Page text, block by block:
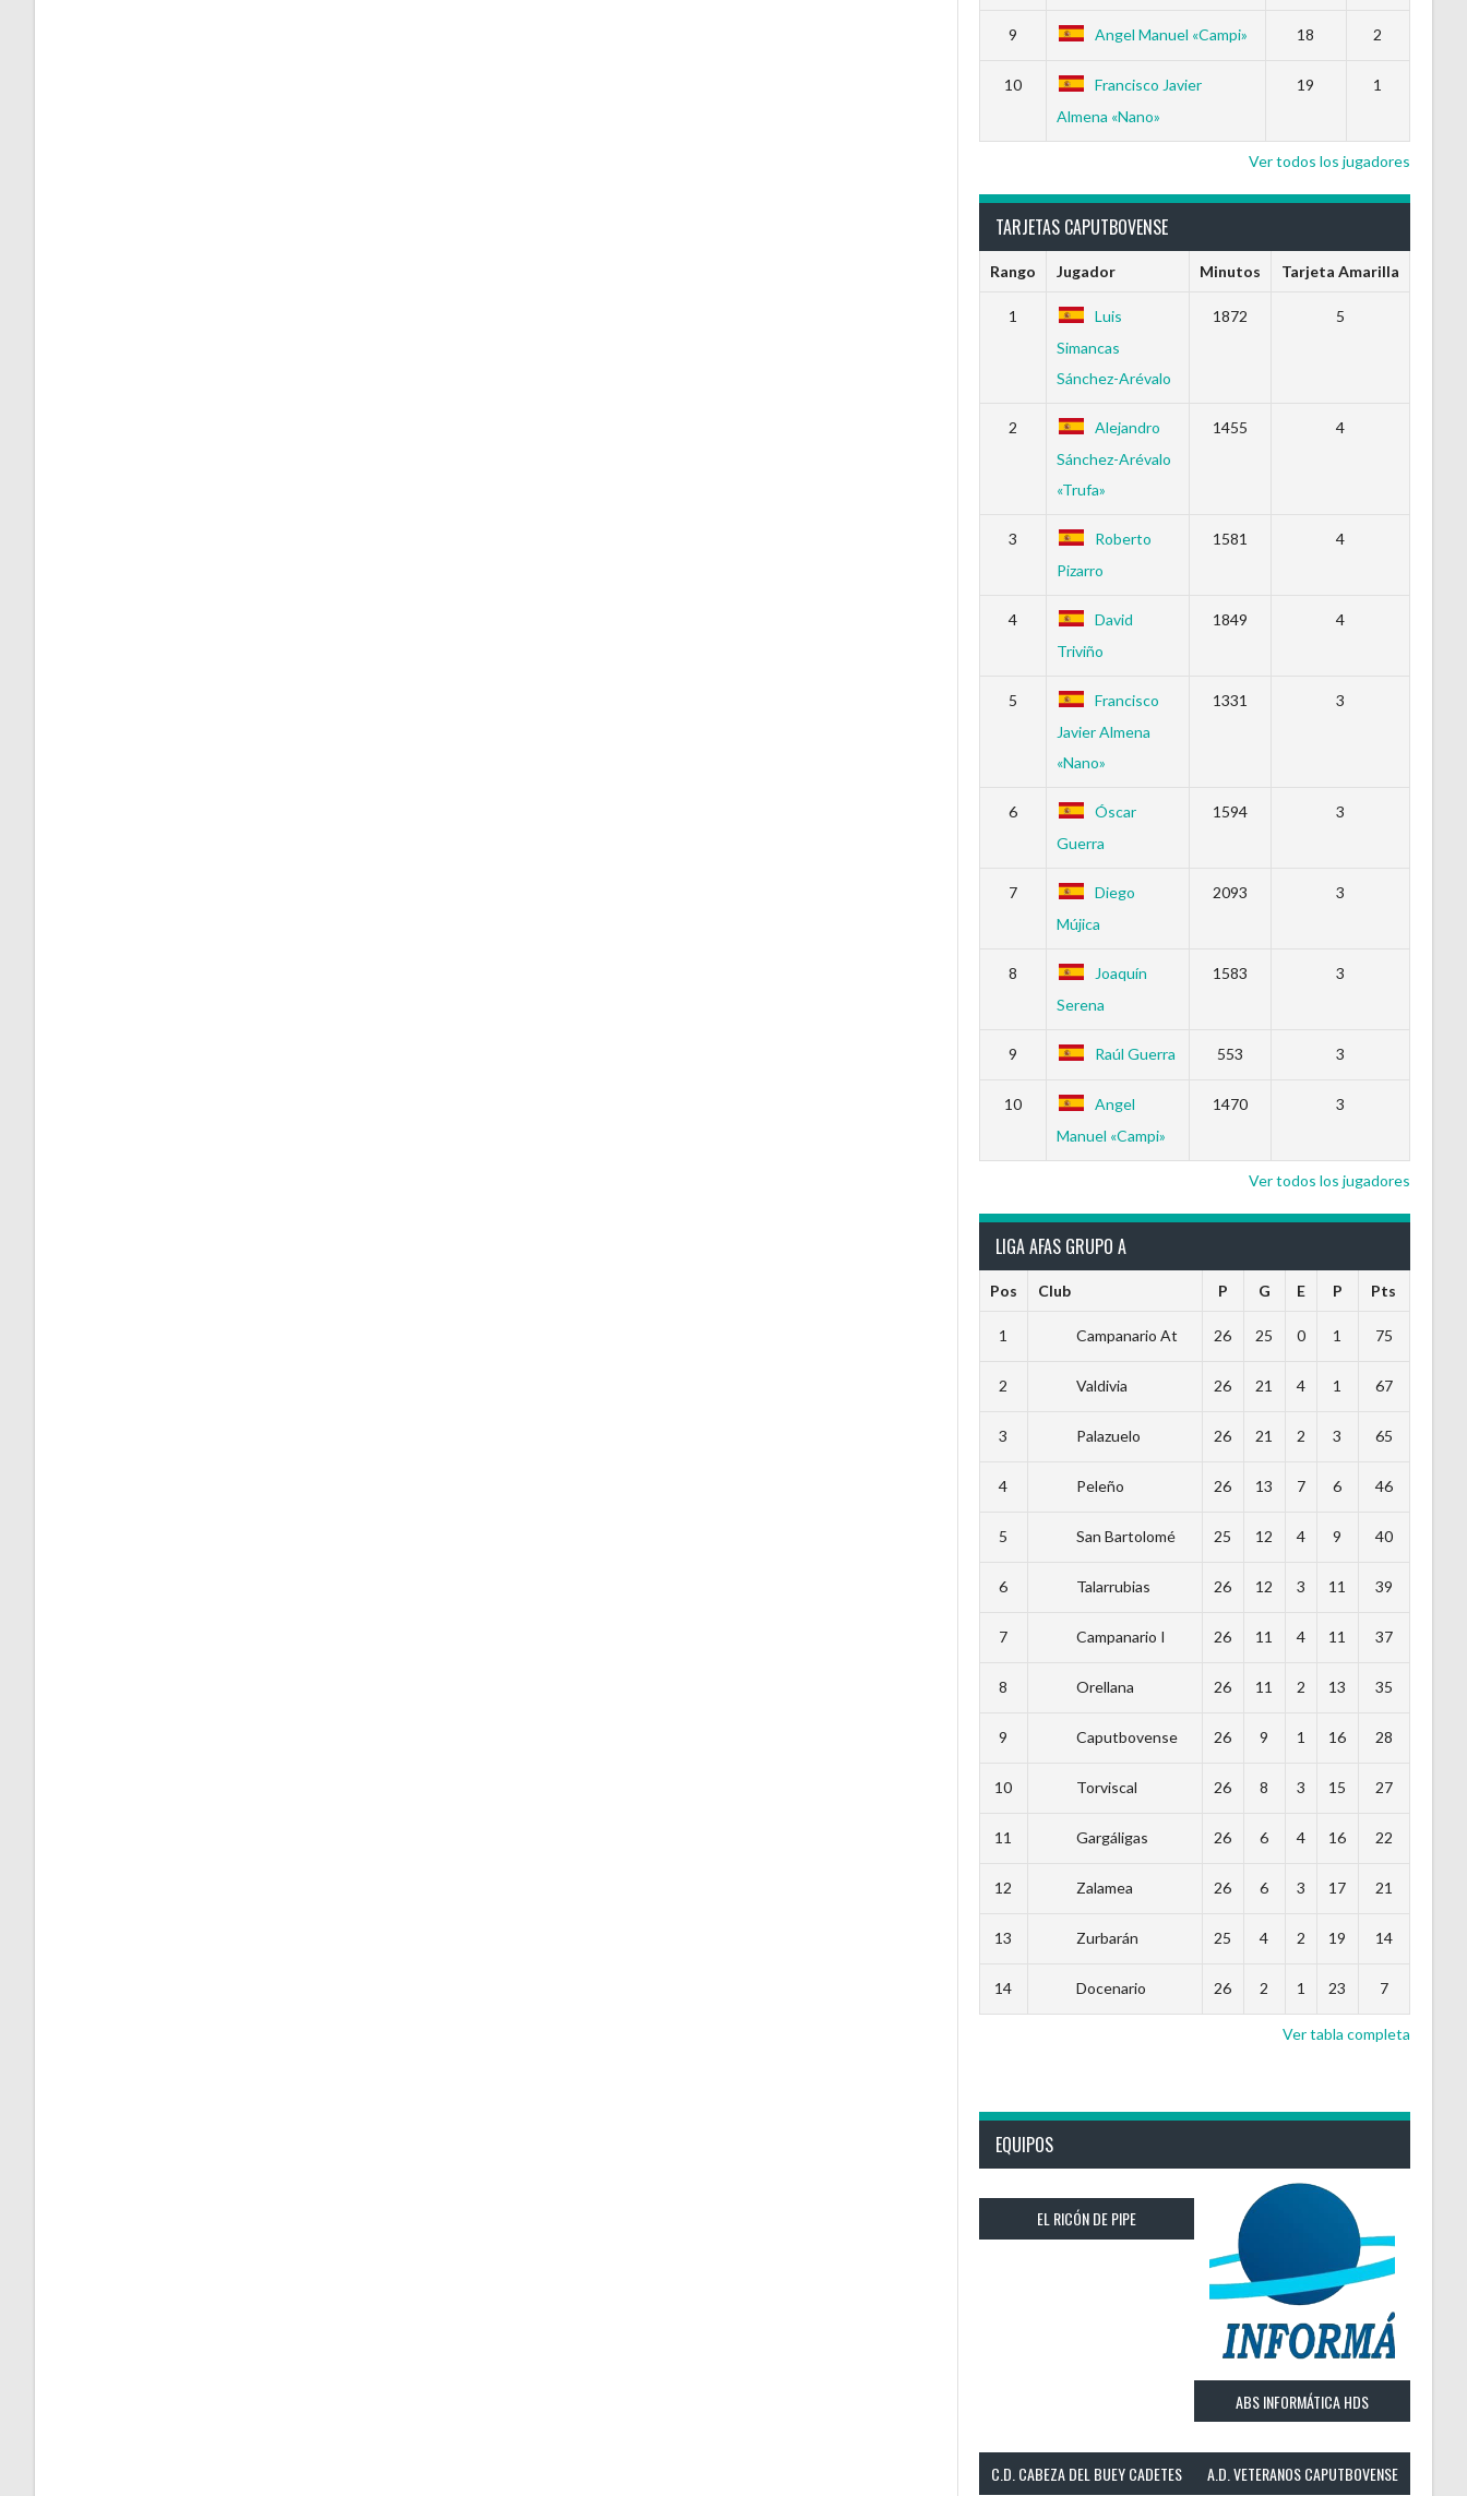
9 Angel Manuel «Campi» 18 2
10
Francisco Javier
Almena «Nano»
19 1
Ver todos los jugadores
TARJETAS CAPUTBOVENSE
Rango Jugador Minutos Tarjeta Amarilla
1
Luis
Simancas
Sánchez-Arévalo
1872 5
2
Alejandro
Sánchez-Arévalo
«Trufa»
1455 4
3
Roberto
Pizarro
1581 4
4
David
Triviño
1849 4
5
Francisco
Javier Almena
«Nano»
1331 3
6
Óscar
Guerra
1594 3
7
Diego
Mújica
2093 3
8
Joaquín
Serena
1583 3
9 Raúl Guerra 553 3
10
Angel
Manuel «Campi»
1470 3
Ver todos los jugadores
LIGA AFAS GRUPO A
Pos Club P G E P Pts
1 Campanario At 26 25 0 1 75
2 Valdivia 26 21 4 1 67
3 Palazuelo 26 21 2 3 65
4 Peleño 26 13 7 6 46
5 San Bartolomé 25 12 4 9 40
6 Talarrubias 26 12 3 11 39
7 Campanario I 26 11 4 11 37
8 Orellana 26 11 2 13 35
9 Caputbovense 26 9 1 16 28
10 Torviscal 26 8 3 15 27
11 Gargáligas 26 6 4 16 22
12 Zalamea 26 6 3 17 21
13 Zurbarán 25 4 2 19 14
14 Docenario 26 2 1 23 7
Ver tabla completa
EQUIPOS
EL RICÓN DE PIPE
ABS INFORMÁTICA HDS
C.D. CABEZA DEL BUEY CADETES A.D. VETERANOS CAPUTBOVENSE